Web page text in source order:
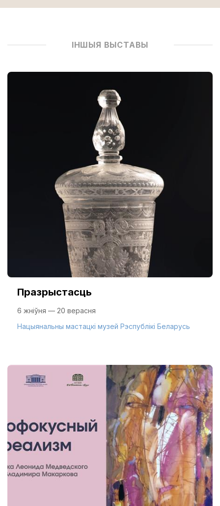
ІНШЫЯ ВЫСТАВЫ
Празрыстасць
6 жніўня — 20 верасня
Нацыянальны мастацкі музей Рэспублікі Беларусь